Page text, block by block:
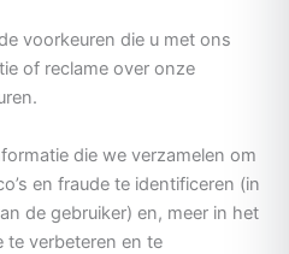
voorkeuren die u met ons
of reclame over onze
die we verzamelen om
en fraude te identificeren (in
de gebruiker) en, meer in het
te verbeteren en te